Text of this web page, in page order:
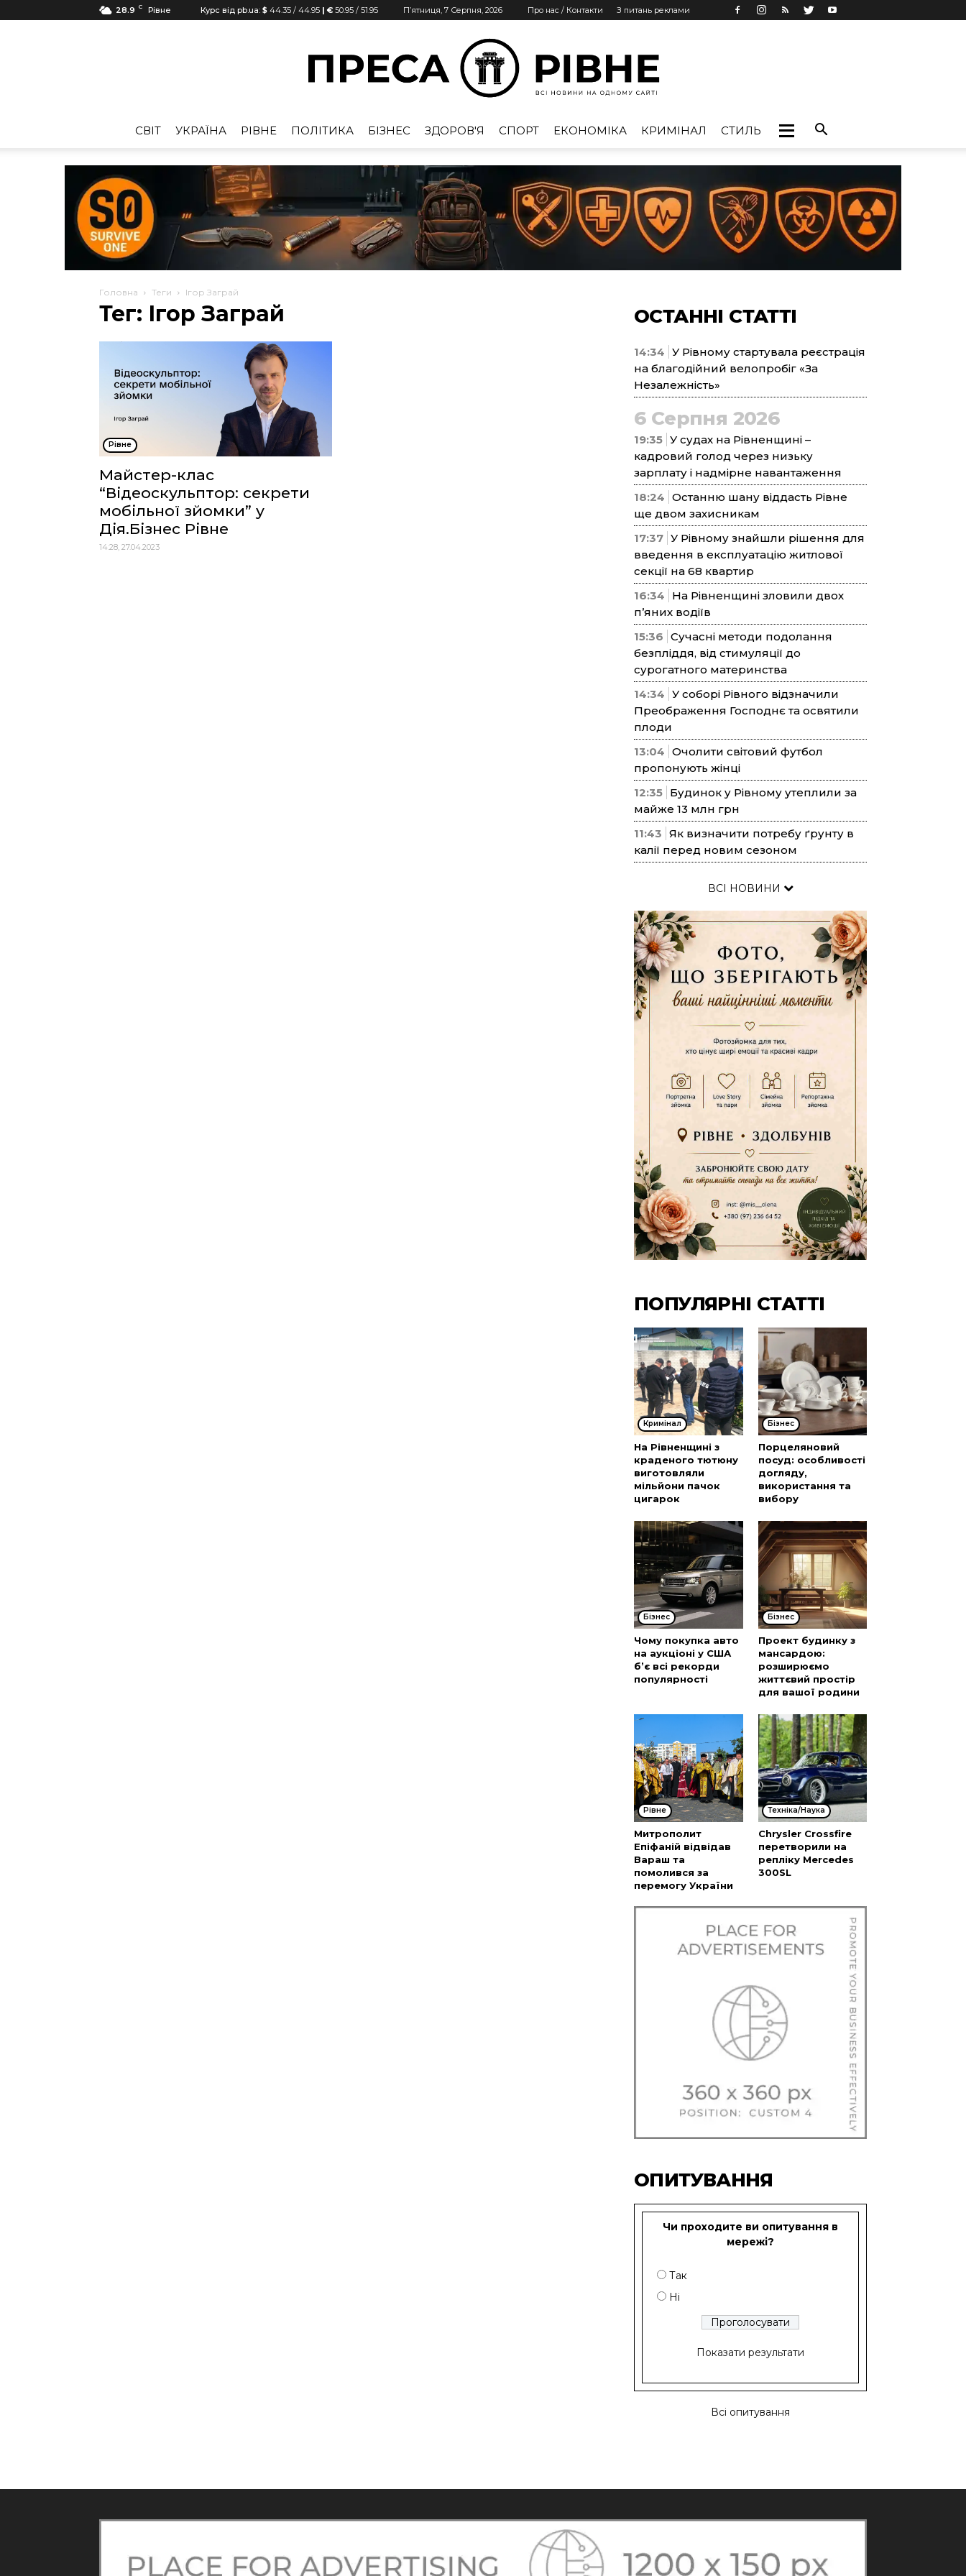
28.9 C Рівне Курс від pb.ua: $ 44.35 / 44.95 | € 50.95 / 51.95 П’ятниця, 7 Серпня, 2026 Про нас / Контакти З питань реклами
Рівне
CВІТ УКРАЇНА РІВНЕ ПОЛІТИКА БІЗНЕС ЗДОРОВ'Я СПОРТ ЕКОНОМІКА КРИМІНАЛ СТИЛЬ
Головна Теги Ігор Заграй
Тег: Ігор Заграй
Рівне
Майстер-клас
“Відеоскульптор: секрети
мобільної зйомки” у
Дія.Бізнес Рівне
14:28, 27.04.2023
ОСТАННІ СТАТТІ
14:34 У Рівному стартувала реєстрація
на благодійний велопробіг «За
Незалежність»
6 Серпня 2026
19:35 У судах на Рівненщині –
кадровий голод через низьку
зарплату і надмірне навантаження
18:24 Останню шану віддасть Рівне
ще двом захисникам
17:37 У Рівному знайшли рішення для
введення в експлуатацію житлової
секції на 68 квартир
16:34
На Рівненщині зловили двох
п’яних водіїв
15:36 Сучасні методи подолання
безпліддя, від стимуляції до
сурогатного материнства
14:34 У соборі Рівного відзначили
Преображення Господнє та освятили
плоди
13:04 Очолити світовий футбол
пропонують жінці
12:35 Будинок у Рівному утеплили за
майже 13 млн грн
11:43 Як визначити потребу ґрунту в
калії перед новим сезоном
ВСІ НОВИНИ
ПОПУЛЯРНІ СТАТТІ
Кримінал
На Рівненщині з
краденого тютюну
виготовляли
мільйони пачок
цигарок
Бізнес
Порцеляновий
посуд: особливості
догляду,
використання та
вибору
Бізнес
Чому покупка авто
на аукціоні у США
б’є всі рекорди
популярності
Бізнес
Проект будинку з
мансардою:
розширюємо
життєвий простір
для вашої родини
Рівне
Митрополит
Епіфаній відвідав
Вараш та
помолився за
перемогу України
Техніка/Наука
Chrysler Crossfire
перетворили на
репліку Mercedes
300SL
ОПИТУВАННЯ
Чи проходите ви опитування в
мережі?
Так
Ні
Показати результати
Всі опитування